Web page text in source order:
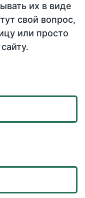
их в виде
свой вопрос,
или просто